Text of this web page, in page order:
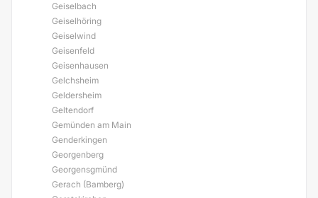
Geiselbach
Geiselhöring
Geiselwind
Geisenfeld
Geisenhausen
Gelchsheim
Geldersheim
Geltendorf
Gemünden am Main
Genderkingen
Georgenberg
Georgensgmünd
Gerach (Bamberg)